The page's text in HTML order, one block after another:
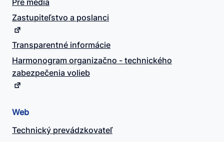
Pre média
Zastupiteľstvo a poslanci
Transparentné informácie
Harmonogram organizačno - technického
zabezpečenia volieb
Web
Technický prevádzkovateľ